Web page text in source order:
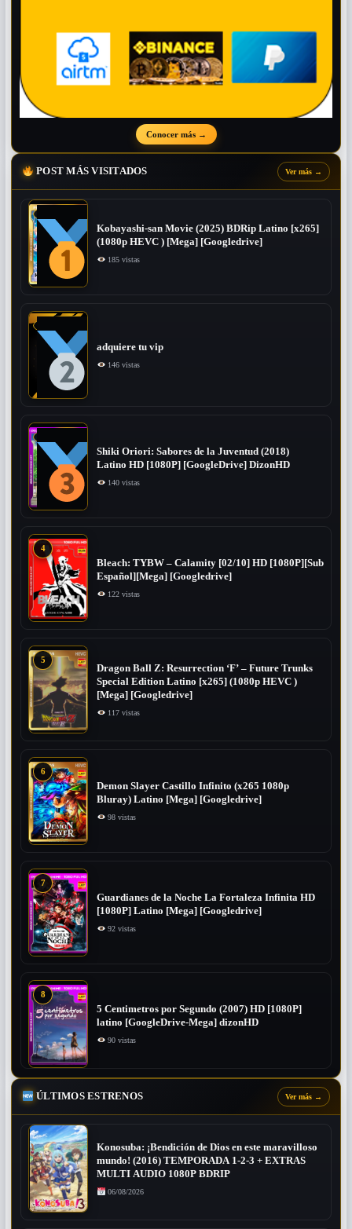
Conocer más →
POST MÁS VISITADOS Ver más →
Kobayashi-san Movie (2025) BDRip Latino [x265]
(1080p HEVC ) [Mega] [Googledrive]
185 vistas
adquiere tu vip
146 vistas
Shiki Oriori: Sabores de la Juventud (2018)
Latino HD [1080P] [GoogleDrive] DizonHD
140 vistas
4
Bleach: TYBW – Calamity [02/10] HD [1080P][Sub
Español][Mega] [Googledrive]
122 vistas
5
Dragon Ball Z: Resurrection ‘F’ – Future Trunks
Special Edition Latino [x265] (1080p HEVC )
[Mega] [Googledrive]
117 vistas
6
Demon Slayer Castillo Infinito (x265 1080p
Bluray) Latino [Mega] [Googledrive]
98 vistas
7
Guardianes de la Noche La Fortaleza Infinita HD
[1080P] Latino [Mega] [Googledrive]
92 vistas
8
5 Centimetros por Segundo (2007) ​HD [1080P]
latino [GoogleDrive-Mega] dizonHD
90 vistas
ÚLTIMOS ESTRENOS Ver más →
Konosuba: ¡Bendición de Dios en este maravilloso
mundo! (2016) TEMPORADA 1-2-3 + EXTRAS
MULTI AUDIO 1080P BDRIP
06/08/2026